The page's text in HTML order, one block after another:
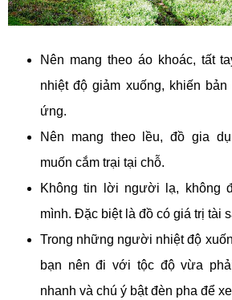
Nên mang theo áo khoác, tất
nhiệt độ giảm xuống, khiến
ứng.
Nên mang theo lều, đồ gia
muốn cắm trại tại chỗ.
Không tin lời người lạ, không
mình. Đặc biệt là đồ có giá trị tài
Trong những người nhiệt độ
bạn nên đi với tộc độ vừa
nhanh và chú ý bật đèn pha để